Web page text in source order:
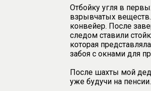
Отбойку угля в
взрывчатых
конвейер. После
следом ставили
которая
забоя с окнами для
После шахты мой
уже будучи на